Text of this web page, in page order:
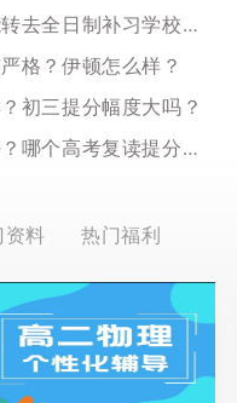
高三在学校学习没动力，能转去全日制补习学校吗？
格？伊顿怎么样？
初三提分幅度大吗？
伊顿和龙门哪个师资比较好？哪个高考复读提分最多？
资料 热门福利